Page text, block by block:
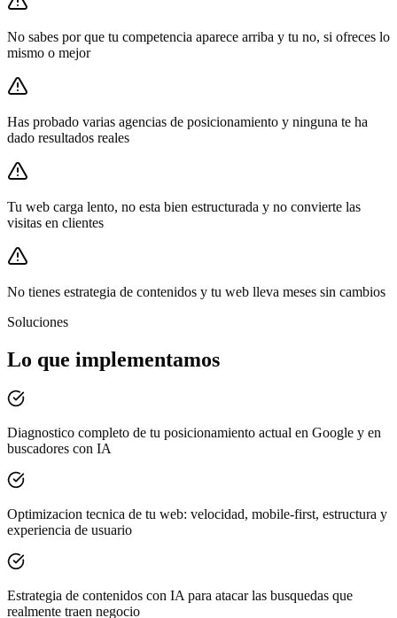
No sabes por que tu competencia aparece arriba y tu no, si ofreces lo
mismo o mejor
Has probado varias agencias de posicionamiento y ninguna te ha
dado resultados reales
Tu web carga lento, no esta bien estructurada y no convierte las
visitas en clientes
No tienes estrategia de contenidos y tu web lleva meses sin cambios
Soluciones
Lo que implementamos
Diagnostico completo de tu posicionamiento actual en Google y en
buscadores con IA
Optimizacion tecnica de tu web: velocidad, mobile-first, estructura y
experiencia de usuario
Estrategia de contenidos con IA para atacar las busquedas que
realmente traen negocio